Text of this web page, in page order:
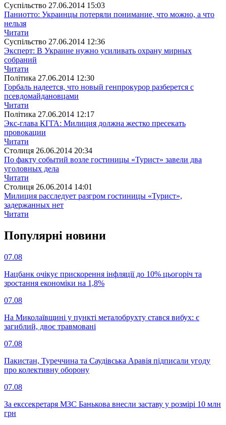
Суспiльство 27.06.2014 15:03
Паниотто: Украинцы потеряли понимание, что можно, а что
нельзя
Читати
Суспiльство 27.06.2014 12:36
Эксперт: В Украине нужно усиливать охрану мирных
собраний
Читати
Полiтика 27.06.2014 12:30
Горбаль надеется, что новый генпрокурор разберется с
псевдомайдановцами
Читати
Полiтика 27.06.2014 12:17
Экс-глава КГГА: Милиция должна жестко пресекать
провокации
Читати
Столиця 26.06.2014 20:34
По факту событий возле гостиницы «Турист» завели два
уголовных дела
Читати
Столиця 26.06.2014 14:01
Милиция расследует разгром гостиницы «Турист»,
задержанных нет
Читати
Популярнi новини
07.08
Нацбанк очікує прискорення інфляції до 10% цьогоріч та
зростання економіки на 1,8%
07.08
На Миколаївщині у пункті металобрухту стався вибух: є
загиблий, двоє травмовані
07.08
Пакистан, Туреччина та Саудівська Аравія підписали угоду
про колективну оборону
07.08
За екссекретаря МЗС Банькова внесли заставу у розмірі 10 млн
грн